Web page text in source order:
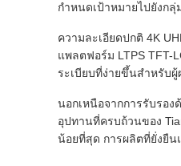
กำหนดเป้าหมายไปยังก
ความละเอียดปกติ 4K
แพลตฟอร์ม LTPS TFT-
ระเบียบที่ง่ายขึ้นสำหรับ
นอกเหนือจากการรับรอ
อุปทานที่ครบถ้วนของ
น้อยที่สุด การผลิตที่ยั่งยืน